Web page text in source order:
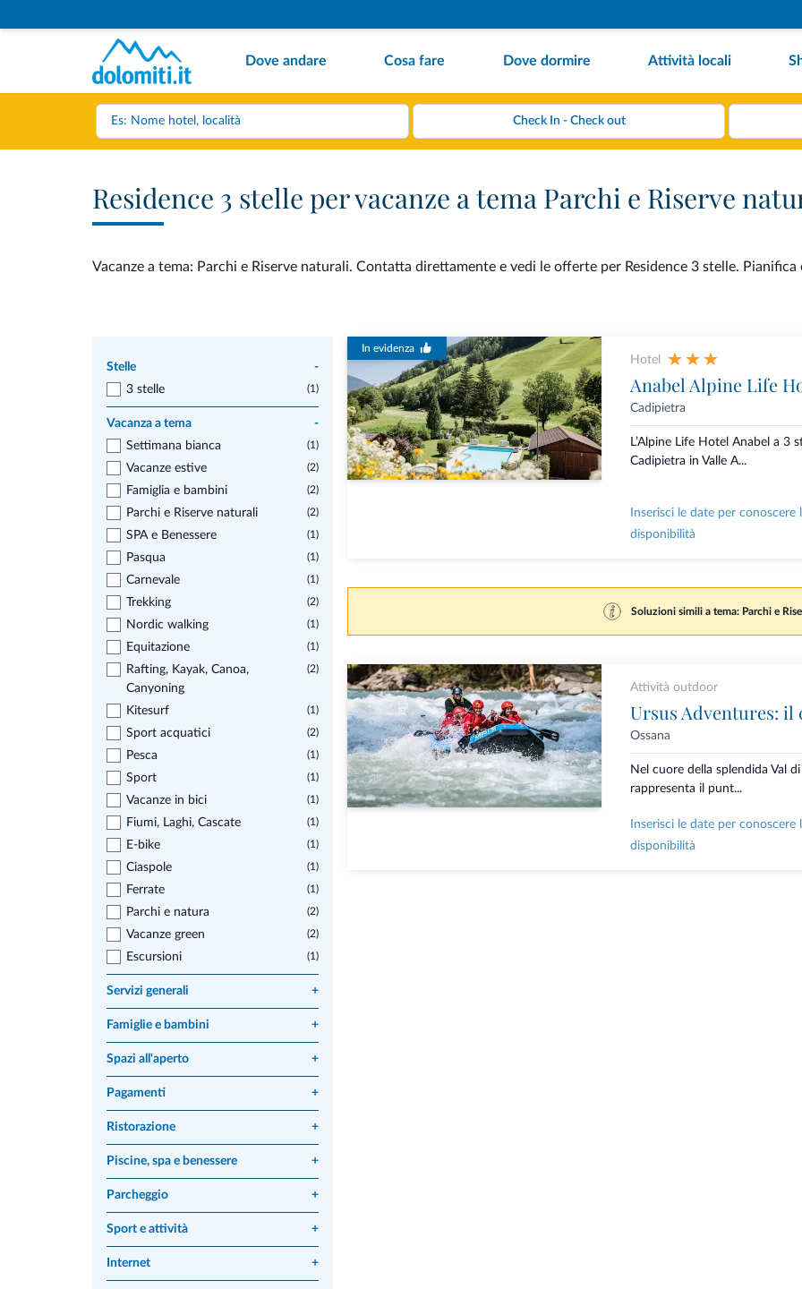
Dove andare Cosa fare Dove dormire Attività locali
Residence 3 stelle per vacanze a tema Parchi e Riserve
Vacanze a tema: Parchi e Riserve naturali. Contatta direttamente e vedi le offerte per Residence 3 stelle.
Stelle
-
3 stelle
(1)
Vacanza a tema
-
Settimana bianca
(1)
Vacanze estive (2)
Famiglia e bambini (2)
Parchi e Riserve naturali (2)
SPA e Benessere (1)
Pasqua (1)
Carnevale (1)
Trekking (2)
Nordic walking (1)
Equitazione (1)
Rafting, Kayak, Canoa,
Canyoning
(2)
Kitesurf (1)
Sport acquatici (2)
Pesca (1)
Sport (1)
Vacanze in bici (1)
Fiumi, Laghi, Cascate (1)
E-bike (1)
Ciaspole (1)
Ferrate (1)
Parchi e natura (2)
Vacanze green (2)
Escursioni (1)
Servizi generali +
Famiglie e bambini +
Spazi all'aperto +
Pagamenti +
Ristorazione +
Piscine, spa e benessere +
Parcheggio +
Sport e attività +
Internet +
In evidenza
Hotel
Anabel Alpine Life
Cadipietra
L’Alpine Life Hotel Anabel a 3
Cadipietra in Valle A...
Inserisci le date per conoscere
disponibilità
Soluzioni simili a tema: Parchi e
Attività outdoor
Ossana
Nel cuore della splendida Val
rappresenta il punt...
Inserisci le date per conoscere
disponibilità